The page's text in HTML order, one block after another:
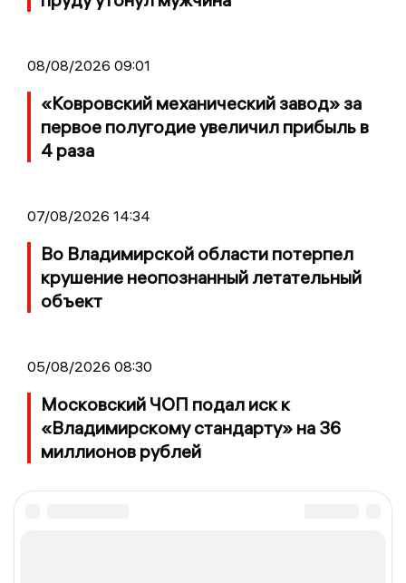
08/08/2026 09:01
«Ковровский механический завод» за
первое полугодие увеличил прибыль в
4 раза
07/08/2026 14:34
Во Владимирской области потерпел
крушение неопознанный летательный
объект
05/08/2026 08:30
Московский ЧОП подал иск к
«Владимирскому стандарту» на 36
миллионов рублей